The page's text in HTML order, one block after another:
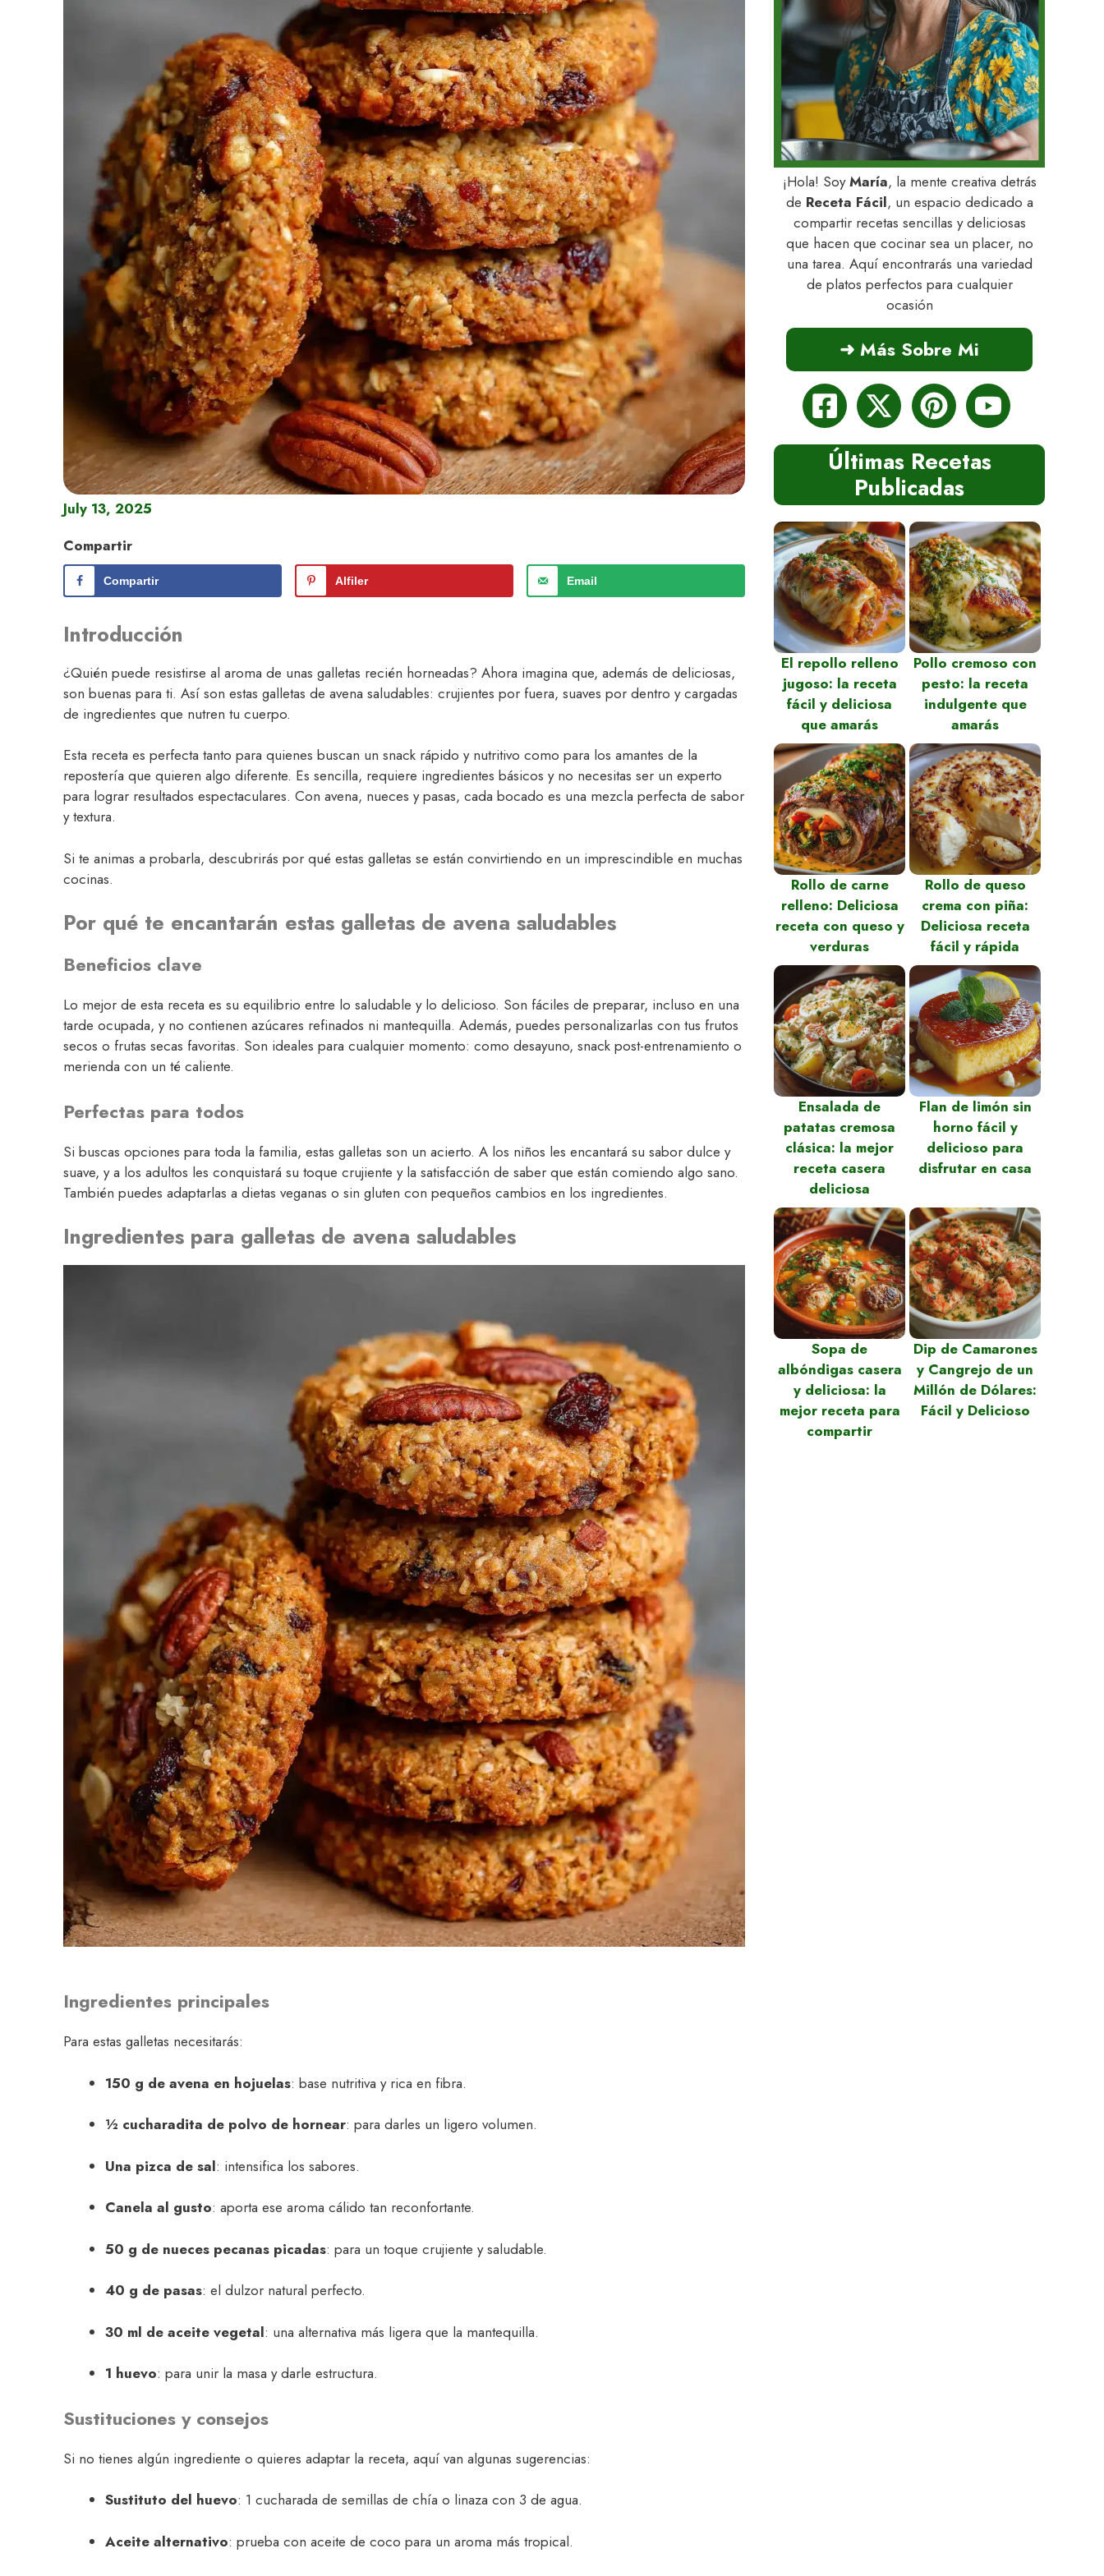
July 13, 2025
Compartir
Compartir Alfiler Email
Introducción
¿Quién puede resistirse al aroma de unas galletas recién horneadas? Ahora imagina que, además de deliciosas,
son buenas para ti. Así son estas galletas de avena saludables: crujientes por fuera, suaves por dentro y cargadas
de ingredientes que nutren tu cuerpo.
Esta receta es perfecta tanto para quienes buscan un snack rápido y nutritivo como para los amantes de la
repostería que quieren algo diferente. Es sencilla, requiere ingredientes básicos y no necesitas ser un experto
para lograr resultados espectaculares. Con avena, nueces y pasas, cada bocado es una mezcla perfecta de sabor
y textura.
Si te animas a probarla, descubrirás por qué estas galletas se están convirtiendo en un imprescindible en muchas
cocinas.
Por qué te encantarán estas galletas de avena saludables
Beneficios clave
Lo mejor de esta receta es su equilibrio entre lo saludable y lo delicioso. Son fáciles de preparar, incluso en una
tarde ocupada, y no contienen azúcares refinados ni mantequilla. Además, puedes personalizarlas con tus frutos
secos o frutas secas favoritas. Son ideales para cualquier momento: como desayuno, snack post-entrenamiento o
merienda con un té caliente.
Perfectas para todos
Si buscas opciones para toda la familia, estas galletas son un acierto. A los niños les encantará su sabor dulce y
suave, y a los adultos les conquistará su toque crujiente y la satisfacción de saber que están comiendo algo sano.
También puedes adaptarlas a dietas veganas o sin gluten con pequeños cambios en los ingredientes.
Ingredientes para galletas de avena saludables
Ingredientes principales
Para estas galletas necesitarás:
150 g de avena en hojuelas: base nutritiva y rica en fibra.
½ cucharadita de polvo de hornear: para darles un ligero volumen.
Una pizca de sal: intensifica los sabores.
Canela al gusto: aporta ese aroma cálido tan reconfortante.
50 g de nueces pecanas picadas: para un toque crujiente y saludable.
40 g de pasas: el dulzor natural perfecto.
30 ml de aceite vegetal: una alternativa más ligera que la mantequilla.
1 huevo: para unir la masa y darle estructura.
Sustituciones y consejos
Si no tienes algún ingrediente o quieres adaptar la receta, aquí van algunas sugerencias:
Sustituto del huevo: 1 cucharada de semillas de chía o linaza con 3 de agua.
Aceite alternativo: prueba con aceite de coco para un aroma más tropical.
¡Hola! SoyMaría, la mente creativa detrás
de Receta Fácil, un espacio dedicado a
compartir recetas sencillas y deliciosas
que hacen que cocinar sea un placer, no
una tarea. Aquí encontrarás una variedad
de platos perfectos para cualquier
ocasión
➜ Más Sobre Mi
Últimas Recetas
Publicadas
El repollo relleno
jugoso: la receta
fácil y deliciosa
que amarás
Pollo cremoso con
pesto: la receta
indulgente que
amarás
Rollo de carne
relleno: Deliciosa
receta con queso y
verduras
Rollo de queso
crema con piña:
Deliciosa receta
fácil y rápida
Ensalada de
patatas cremosa
clásica: la mejor
receta casera
deliciosa
Flan de limón sin
horno fácil y
delicioso para
disfrutar en casa
Sopa de
albóndigas casera
y deliciosa: la
mejor receta para
compartir
Dip de Camarones
y Cangrejo de un
Millón de Dólares:
Fácil y Delicioso